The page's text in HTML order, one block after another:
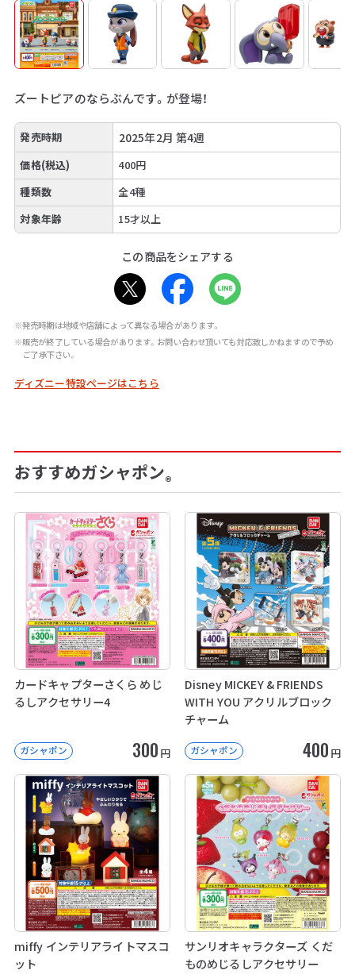
ズートピアのならぶんです。が登場！
発売時期 2025年2月 第4週
価格(税込)
400円
種類数
全4種
対象年齢
15才以上
この商品をシェアする
※発売時期は地域や店舗によって異なる場合があります。
※販売が終了している場合があります。お問い合わせ頂いても対応致しかねますので予め
ご了承下さい。
ディズニー特設ページはこちら
おすすめガシャポン®
カードキャプターさくら めじ
るしアクセサリー4
ガシャポン 300 円
Disney MICKEY & FRIENDS
WITH YOU アクリルブロック
チャーム
ガシャポン 400 円
miffy インテリアライトマスコ
ット
サンリオキャラクターズ くだ
ものめじるしアクセサリー